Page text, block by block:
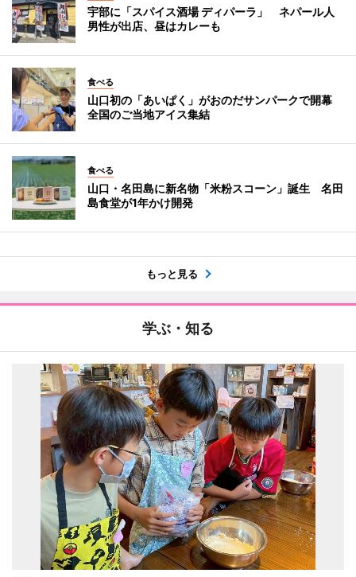
宇部に「スパイス酒場 ディパーラ」 ネパール人
男性が出店、昼はカレーも
食べる
山口初の「あいぱく」がおのだサンパークで開幕
全国のご当地アイス集結
食べる
山口・名田島に新名物「米粉スコーン」誕生 名田
島食堂が1年かけ開発
もっと見る
学ぶ・知る